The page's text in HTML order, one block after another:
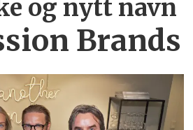
og nytt navn
Brands